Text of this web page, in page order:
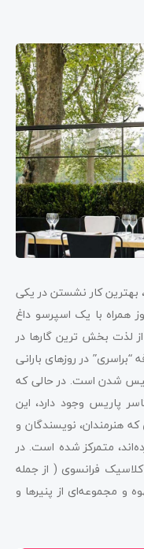
بهترین کار نشستن در یکی
همراه با یک اسپرسو داغ
لذت بخش ترین گارها در
در روزهای بارانی
خیس شدن است. در حالی که
پاریس وجود دارد، این
که هنرمندان، نویسندگان و
متمرکز شده است. در
فرانسوی ( از جمله
و مجموعه‌ای از پنیرها و